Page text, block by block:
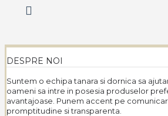
DESPRE NOI
Suntem o echipa tanara si dornica sa
oameni sa intre in posesia produselor
avantajoase. Punem accent pe
promptitudine si transparenta.